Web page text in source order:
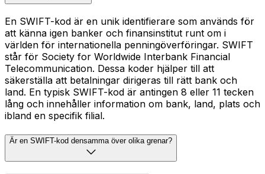
En SWIFT-kod är en unik identifierare som används för
att känna igen banker och finansinstitut runt om i
världen för internationella penningöverföringar. SWIFT
står för Society for Worldwide Interbank Financial
Telecommunication. Dessa koder hjälper till att
säkerställa att betalningar dirigeras till rätt bank och
land. En typisk SWIFT-kod är antingen 8 eller 11 tecken
lång och innehåller information om bank, land, plats och
ibland en specifik filial.
Är en SWIFT-kod densamma över olika grenar?